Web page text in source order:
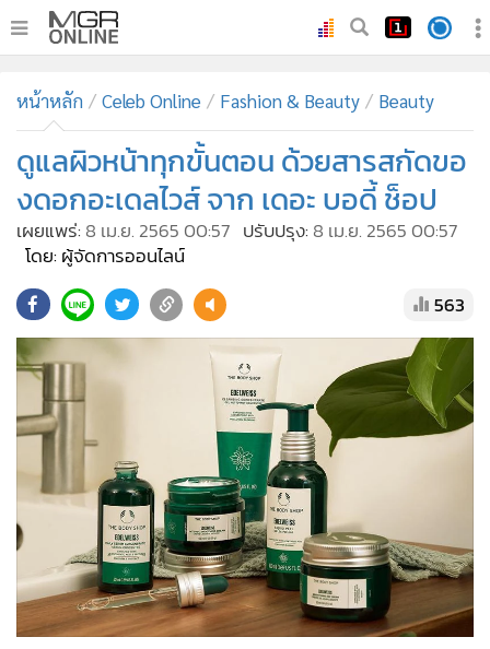
ทันเหตุการณ์
• ภาคใต้
ภูมิภาค
Online Section
บันเทิง
• ผู้จัดการรายวัน
• คอลัมนิสต์
• ละคร
CbizReview
• Cyber BIZ
• Good health & Well-being
•
Green Innovation & SD
•
Management & HR
• MGR Live
• Infographic
หน้าหลัก Celeb Online Fashion & Beauty Beauty
ดูแลผิวหน้าทุกขั้นตอน ด้วยสารสกัดขอ
งดอกอะเดลไวส์ จาก เดอะ บอดี้ ช็อป
เผยแพร่: 8 เม.ย. 2565 00:57 ปรับปรุง: 8 เม.ย. 2565 00:57
โดย: ผู้จัดการออนไลน์
563